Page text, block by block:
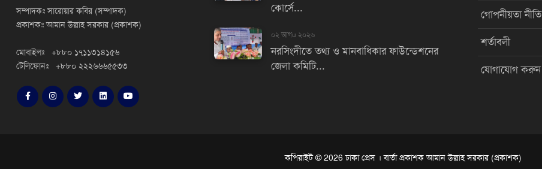
সম্পাদকঃ সারোয়ার কবির (সম্পাদক)
প্রকাশকঃ আমান উল্লাহ সরকার (প্রকাশক)
মোবাইলঃ +৮৮০ ১৭১১৩১৪১৫৬
টেলিফোনঃ +৮৮০ ২২২৬৬৬৫৫৩৩
কোর্সে...
০২ আগu ২০২৬
নরসিংদীতে তথ্য ও মানবাধিকার ফাউন্ডেশনের
জেলা কমিটি...
গোপনীয়তা নীতি
শর্তাবলী
যোগাযোগ করুন
কপিরাইট © 2026 ঢাকা প্রেস । বার্তা প্রকাশক আমান উল্লাহ সরকার (প্রকাশক)